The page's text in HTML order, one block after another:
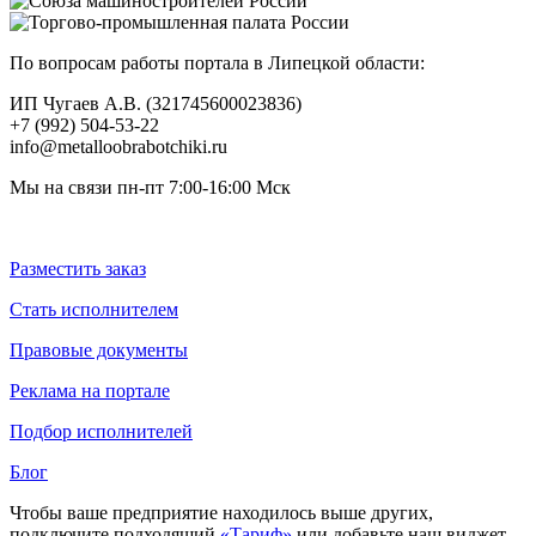
По вопросам работы портала в Липецкой области:
ИП Чугаев А.В. (321745600023836)
+7 (992) 504-53-22
info@metalloobrabotchiki.ru
Мы на связи пн-пт 7:00-16:00 Мск
Разместить заказ
Стать исполнителем
Правовые документы
Реклама на портале
Подбор исполнителей
Блог
Чтобы ваше предприятие находилось выше других,